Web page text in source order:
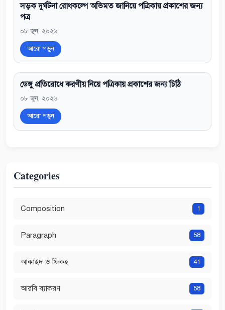
সড়ক দুর্ঘটনা রোধকল্পে অভিমত জানিয়ে পত্রিকায় প্রকাশের জন্য
পত্র
০৮ জুন, ২০২৬
আরো পড়ুন
ডেঙ্গু প্রতিরোধে করণীয় নিয়ে পত্রিকায় প্রকাশের জন্য চিঠি
০৮ জুন, ২০২৬
আরো পড়ুন
Categories
Composition 1
Paragraph 58
আকাইদ ও ফিকহ 41
আরবি ব্যাকরণ 58